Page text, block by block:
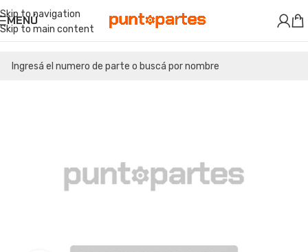
Skip to navigation
Skip to main content
MENÚ